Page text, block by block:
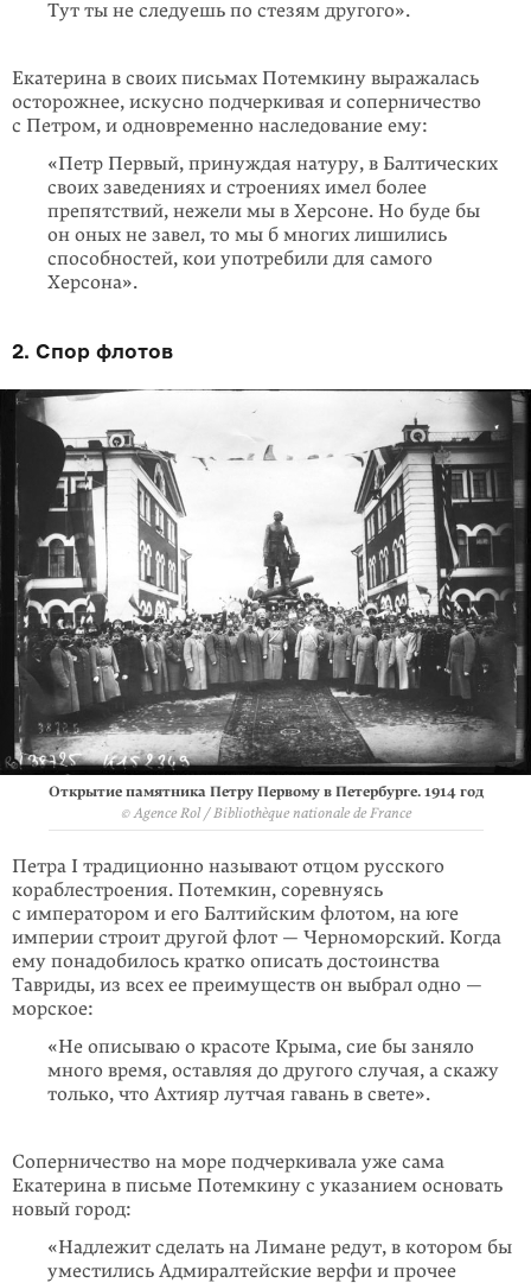
Тут ты не следуешь по стезям другого».
Екатерина в своих письмах Потемкину выражалась
осторожнее, искусно подчеркивая и соперничество
с Петром, и одновременно наследование ему:
«Петр Первый, принуждая натуру, в Балтических
своих заведениях и строениях имел более
препятствий, нежели мы в Херсоне. Но буде бы
он оных не завел, то мы б многих лишились
способностей, кои употребили для самого
Херсона».
2. Спор флотов
Открытие памятника Петру Первому в Петербурге. 1914 год
© Agence Rol / Bibliothèque nationale de France
Петра I традиционно называют отцом русского
кораблестроения. Потемкин, соревнуясь
с императором и его Балтийским флотом, на юге
империи строит другой флот — Черноморский. Когда
ему понадобилось кратко описать достоинства
Тавриды, из всех ее преимуществ он выбрал одно —
морское:
«Не описываю о красоте Крыма, сие бы заняло
много время, оставляя до другого случая, а скажу
только, что Ахтияр лутчая гавань в свете».
Соперничество на море подчеркивала уже сама
Екатерина в письме Потемкину c указанием основать
новый город:
«Надлежит сделать на Лимане редут, в котором бы
уместились Адмиралтейские верфи и прочее